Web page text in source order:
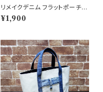
リメイクデニム フラットポーチ
ペイント ヒゲ落ち レオパード内
布
¥1,900